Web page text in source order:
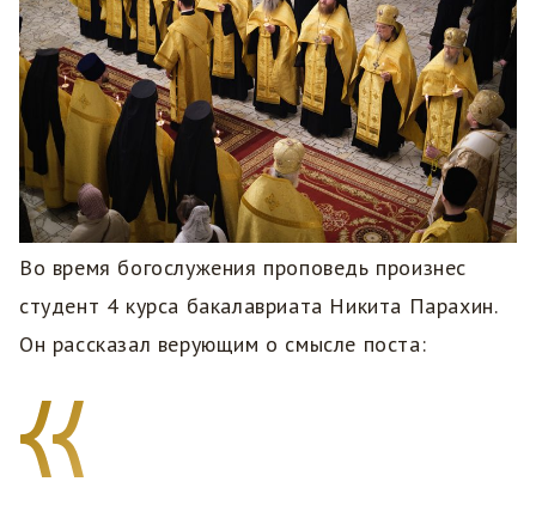
Во время богослужения проповедь произнес
студент 4 курса бакалавриата Никита Парахин.
Он рассказал верующим о смысле поста: